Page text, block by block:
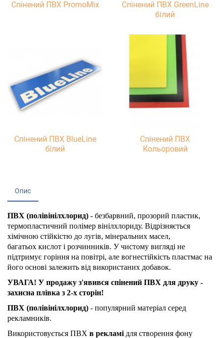
Спінений ПВХ PromoMix
Спінений ПВХ GreenLine
білий
Спінений ПВХ BlueLine
білий
Спiнений ПВХ
Кольоровий
Опис
ПВХ (полівінілхлорид) - безбарвний, прозорий пластик,
термопластичний полімер вінілхлориду. Відрізняється
хімічною стійкістю до лугів, мінеральних масел,
багатьох кислот і розчинників. У чистому вигляді не
підтримує горіння на повітрі, але вогнестійкість пластмас на
його основі залежить від використаних добавок.
УВАГА! У продажу з'явився спінений ПВХ для друку -
захисна плівка з 2-х сторін!
ПВХ (полівінілхлорид) - популярний матеріал серед
рекламників.
Використовується ПВХ в рекламі для створення фону